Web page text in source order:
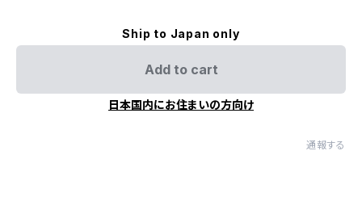
Ship to Japan only
Add to cart
日本国内にお住まいの方向け
通報する